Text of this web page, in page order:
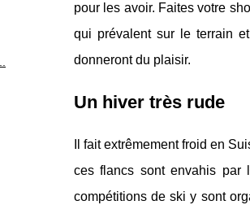
pour les avoir. Faites votre
qui prévalent sur le terrain
donneront du plaisir.
Un hiver très rude
Il fait extrêmement froid en
ces flancs sont envahis par
compétitions de ski y sont